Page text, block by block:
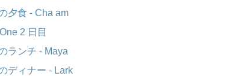
夕食 - Cha am
2 日目
ランチ - Maya
ディナー - Lark